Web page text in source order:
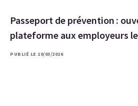
Passeport de prévention :
plateforme aux employeurs
PUBLIÉ LE 10/03/2026